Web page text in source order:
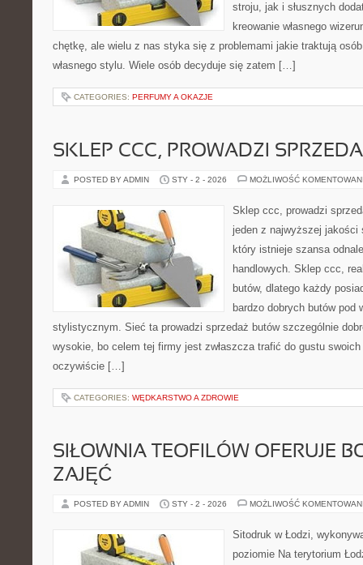
stroju, jak i słusznych
kreowanie własnego
chętkę, ale wielu z nas styka się z problemami jakie traktują
własnego stylu. Wiele osób decyduje się zatem […]
CATEGORIES: PERFUMY A OKAZJE
SKLEP CCC, PROWADZI
POSTED BY ADMIN STY - 2 - 2026 MOŻLIWOŚĆ
Sklep ccc, prowadzi
jeden z najwyższej jakości
który istnieje szansa
handlowych. Sklep ccc,
butów, dlatego każdy
bardzo dobrych butów pod
stylistycznym. Sieć ta prowadzi sprzedaż butów szczególnie
wysokie, bo celem tej firmy jest zwłaszcza trafić do gustu
oczywiście […]
CATEGORIES: WĘDKARSTWO A ZDROWIE
SIŁOWNIA TEOFILÓW OFERUJE
ZAJĘĆ
POSTED BY ADMIN STY - 2 - 2026 MOŻLIWOŚĆ
Sitodruk w Łodzi,
poziomie Na terytorium